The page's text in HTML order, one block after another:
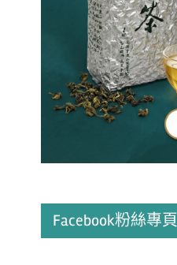
Facebook粉絲專頁